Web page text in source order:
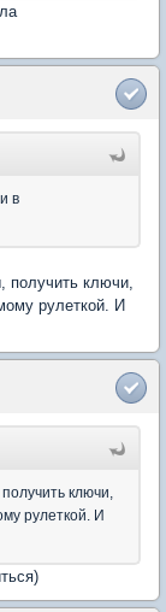
в
получить ключи,
рулеткой. И
ключи,
рулеткой. И